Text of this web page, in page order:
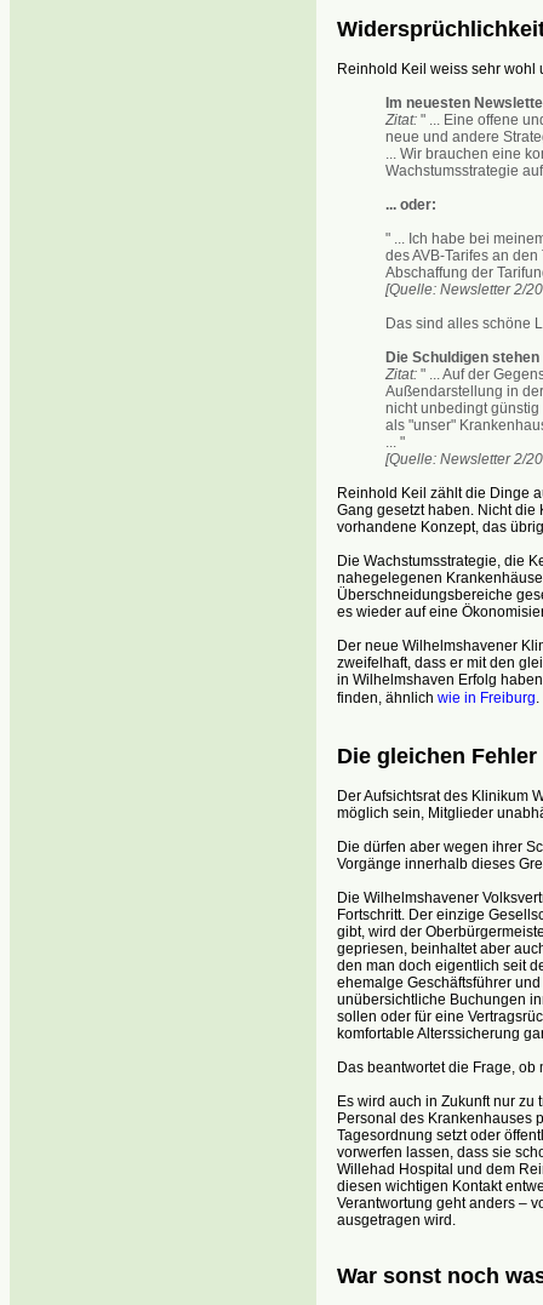
Reinhold Keil weiss sehr wohl
Im neuesten
Zitat:" ... Eine offene
neue und andere
... Wir brauchen eine
Wachstumsstrategie
... oder:
" ... Ich habe bei
des AVB-Tarifes an
Abschaffung der
[Quelle: Newsletter 2/
Das sind alles schöne
Die Schuldigen
Zitat:" ... Auf der
Außendarstellung in
nicht unbedingt
als "unser"
... "
[Quelle: Newsletter 2/
Reinhold Keil zählt die Dinge
Gang gesetzt haben. Nicht die
vorhandene Konzept, das
Die Wachstumsstrategie, die
nahegelegenen
Überschneidungsbereiche
es wieder auf eine
Der neue Wilhelmshavener
zweifelhaft, dass er mit den
in Wilhelmshaven Erfolg
finden, ähnlich wie in Freiburg.
Die gleichen
Der Aufsichtsrat des Klinikum
möglich sein, Mitglieder
Die dürfen aber wegen ihrer
Vorgänge innerhalb dieses
Die Wilhelmshavener
Fortschritt. Der einzige
gibt, wird der
gepriesen, beinhaltet aber
den man doch eigentlich seit
ehemalge Geschäftsführer
unübersichtliche Buchungen
sollen oder für eine
komfortable Alterssicherung
Das beantwortet die Frage,
Es wird auch in Zukunft nur
Personal des Krankenhauses
Tagesordnung setzt oder
vorwerfen lassen, dass sie
Willehad Hospital und dem
diesen wichtigen Kontakt
Verantwortung geht anders –
ausgetragen wird.
War sonst noch